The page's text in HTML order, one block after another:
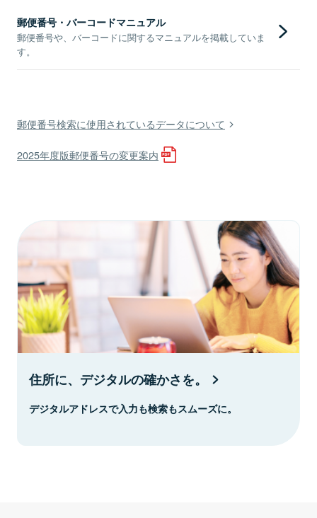
郵便番号・バーコードマニュアル
郵便番号や、バーコードに関するマニュアルを掲載していま
す。
郵便番号検索に使用されているデータについて
2025年度版郵便番号の変更案内
住所に、デジタルの確かさを。
デジタルアドレスで入力も検索もスムーズに。